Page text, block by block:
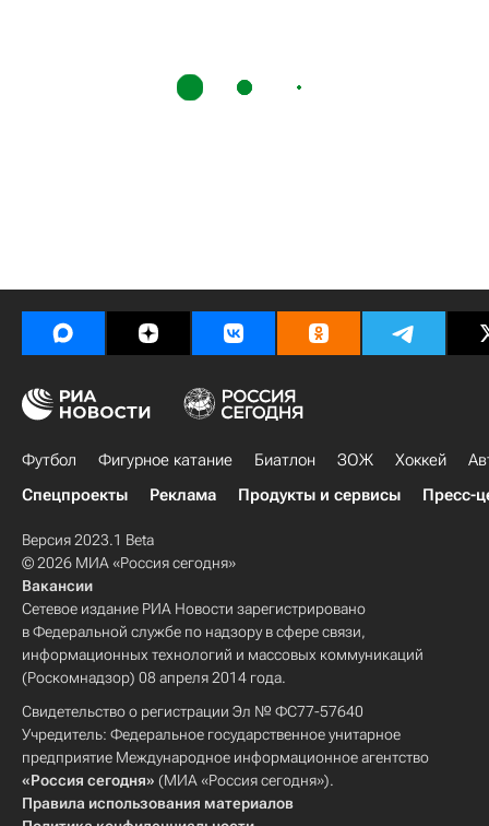
Футбол Фигурное катание Биатлон ЗОЖ Хоккей
Спецпроекты
Реклама Продукты и сервисы Пресс-
Версия 2023.1 Beta
© 2026 МИА «Россия сегодня»
Вакансии
Сетевое издание РИА Новости зарегистрировано
в Федеральной службе по надзору в сфере связи,
информационных технологий и массовых коммуникаций
(Роскомнадзор) 08 апреля 2014 года.
Свидетельство о регистрации Эл № ФС77-57640
Учредитель: Федеральное государственное унитарное
предприятие Международное информационное агентство
«Россия сегодня» (МИА «Россия сегодня»).
Правила использования материалов